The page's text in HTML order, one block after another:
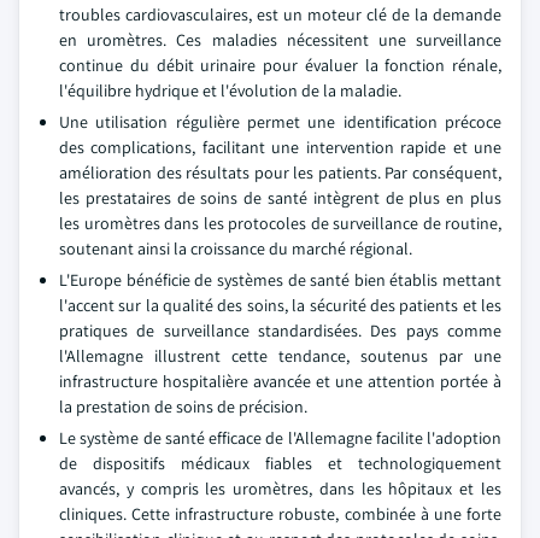
troubles cardiovasculaires, est un moteur clé de la demande
en uromètres. Ces maladies nécessitent une surveillance
continue du débit urinaire pour évaluer la fonction rénale,
l'équilibre hydrique et l'évolution de la maladie.
Une utilisation régulière permet une identification précoce
des complications, facilitant une intervention rapide et une
amélioration des résultats pour les patients. Par conséquent,
les prestataires de soins de santé intègrent de plus en plus
les uromètres dans les protocoles de surveillance de routine,
soutenant ainsi la croissance du marché régional.
L'Europe bénéficie de systèmes de santé bien établis mettant
l'accent sur la qualité des soins, la sécurité des patients et les
pratiques de surveillance standardisées. Des pays comme
l'Allemagne illustrent cette tendance, soutenus par une
infrastructure hospitalière avancée et une attention portée à
la prestation de soins de précision.
Le système de santé efficace de l'Allemagne facilite l'adoption
de dispositifs médicaux fiables et technologiquement
avancés, y compris les uromètres, dans les hôpitaux et les
cliniques. Cette infrastructure robuste, combinée à une forte